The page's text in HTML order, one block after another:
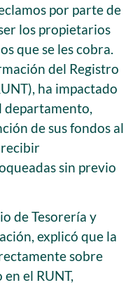
por parte de
los propietarios
que se les cobra.
del Registro
ha impactado
departamento,
de sus fondos al
recibir
sin previo
de Tesorería y
explicó que la
sobre
el RUNT,